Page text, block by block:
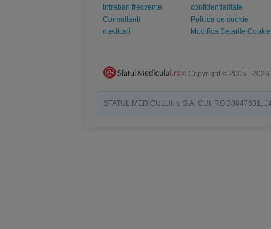
Intrebari frecvente
Consultanti
medicali
confidentialitate
Politica de cookie
Modifica Setarile Cookie
© Copyright © 2005 - 2026
SFATUL MEDICULUI.ro S.A, CUI: RO 38847631,